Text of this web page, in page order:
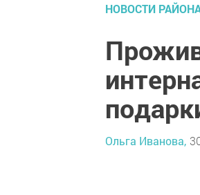
НОВОСТИ
Ольга Иванова,